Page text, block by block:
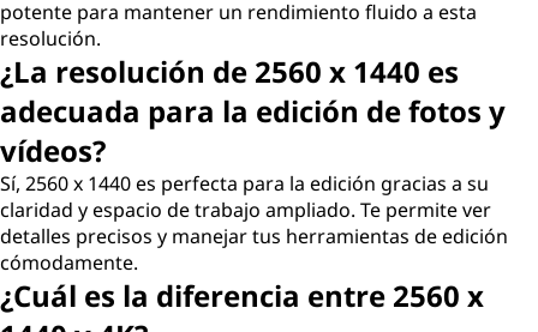
potente para mantener un rendimiento fluido a esta
resolución.
¿La resolución de 2560 x 1440 es
adecuada para la edición de fotos y
vídeos?
Sí, 2560 x 1440 es perfecta para la edición gracias a su
claridad y espacio de trabajo ampliado. Te permite ver
detalles precisos y manejar tus herramientas de edición
cómodamente.
¿Cuál es la diferencia entre 2560 x